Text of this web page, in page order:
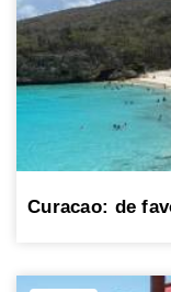
Curacao: de